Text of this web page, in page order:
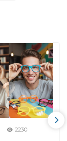
2230